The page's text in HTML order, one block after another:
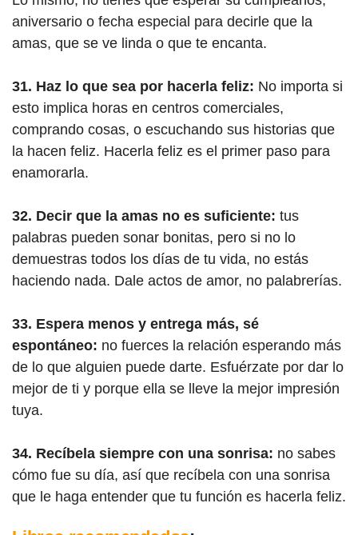
aniversario o fecha especial para decirle que la
amas, que se ve linda o que te encanta.
31. Haz lo que sea por hacerla feliz: No importa si
esto implica horas en centros comerciales,
comprando cosas, o escuchando sus historias que
la hacen feliz. Hacerla feliz es el primer paso para
enamorarla.
32. Decir que la amas no es suficiente: tus
palabras pueden sonar bonitas, pero si no lo
demuestras todos los días de tu vida, no estás
haciendo nada. Dale actos de amor, no palabrerías.
33. Espera menos y entrega más, sé
espontáneo: no fuerces la relación esperando más
de lo que alguien puede darte. Esfuérzate por dar lo
mejor de ti y porque ella se lleve la mejor impresión
tuya.
34. Recíbela siempre con una sonrisa: no sabes
cómo fue su día, así que recíbela con una sonrisa
que le haga entender que tu función es hacerla feliz.